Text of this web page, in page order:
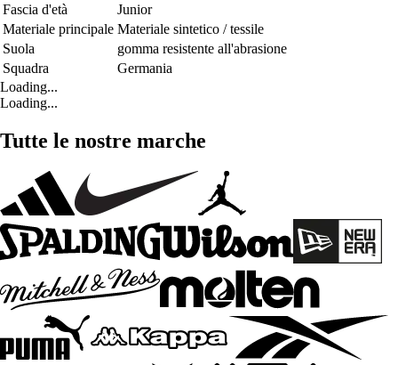
Fascia d'età
Junior
Materiale principale Materiale sintetico / tessile
Suola
gomma resistente all'abrasione
Squadra
Germania
Loading...
Loading...
Tutte le nostre marche